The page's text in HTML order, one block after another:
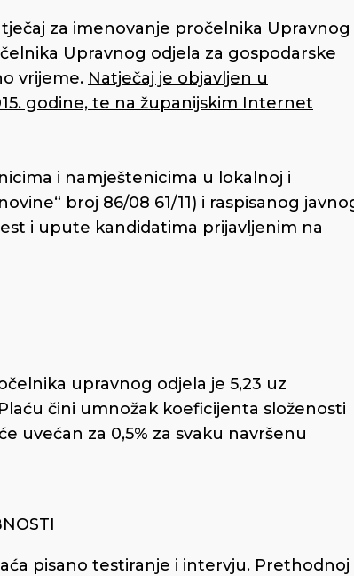
za imenovanje pročelnika Upravnog
Upravnog odjela za gospodarske
vrijeme. Natječaj je objavljen u
godine, te na županijskim Internet
i namještenicima u lokalnoj i
broj 86/08 61/11) i raspisanog
i upute kandidatima prijavljenim na
upravnog odjela je 5,23 uz
čini umnožak koeficijenta složenosti
uvećan za 0,5% za svaku navršenu
pisano testiranje i intervju. Prethodnoj